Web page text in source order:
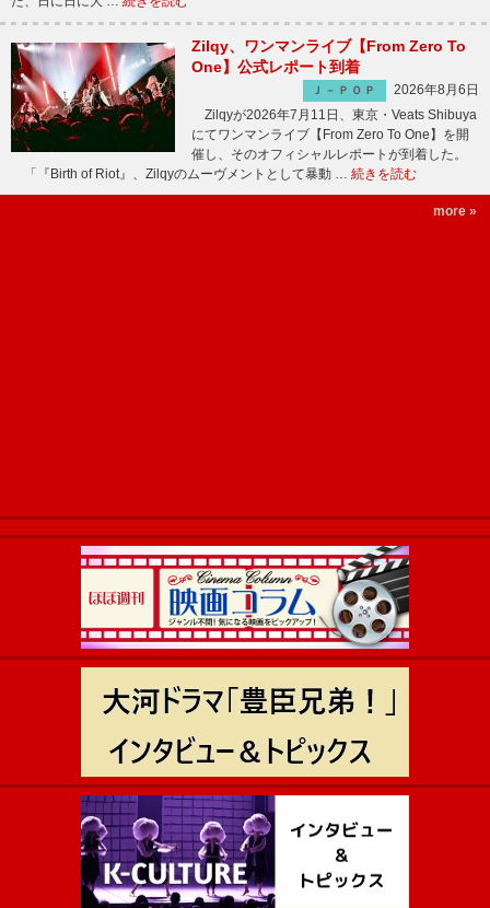
Zilqy、ワンマンライブ【From Zero To
One】公式レポート到着
Ｊ－ＰＯＰ
2026年8月6日
Zilqyが2026年7月11日、東京・Veats Shibuya
にてワンマンライブ【From Zero To One】を開
催し、そのオフィシャルレポートが到着した。
「『Birth of Riot』、Zilqyのムーヴメントとして暴動 … 続きを読む
more »